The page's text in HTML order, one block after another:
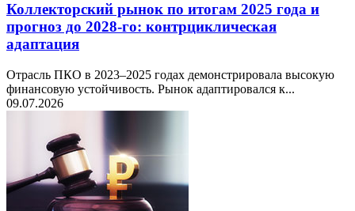
Коллекторский рынок по итогам 2025 года и
прогноз до 2028-го: контрциклическая
адаптация
Отрасль ПКО в 2023–2025 годах демонстрировала высокую
финансовую устойчивость. Рынок адаптировался к...
09.07.2026